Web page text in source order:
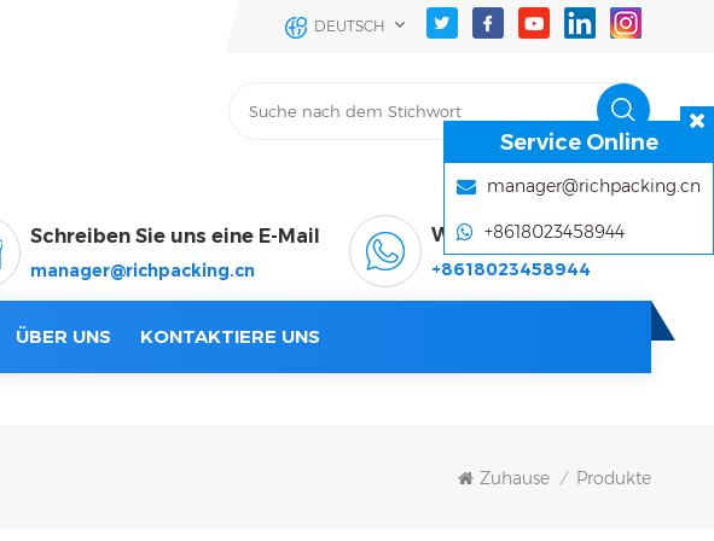
DEUTSCH
Schreiben Sie uns eine E-Mail
manager@richpacking.cn
WhatsApp & Wechat
+8618023458944
ÜBER UNS KONTAKTIERE UNS
Zuhause / Produkte
Service Online
manager@richpacking.cn
+8618023458944